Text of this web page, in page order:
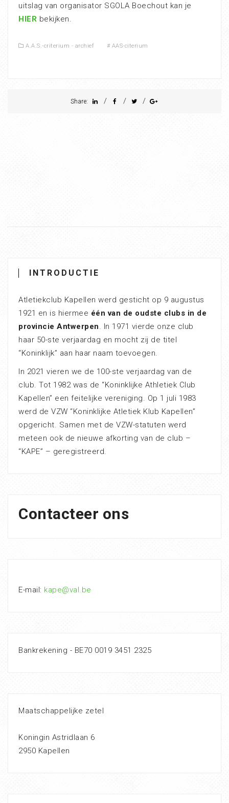
uitslag van organisator SGOLA Boechout kan je
HIER bekijken.
A.A.S.-criterium - archief # AAS-citerium
Share: / / /
INTRODUCTIE
Atletiekclub Kapellen werd gesticht op 9 augustus
1921 en is hiermee één van de oudste clubs in de
provincie Antwerpen. In 1971 vierde onze club
haar 50-ste verjaardag en mocht zij de titel
“Koninklijk” aan haar naam toevoegen.
In 2021 vieren we de 100-ste verjaardag van de
club. Tot 1982 was de “Koninklijke Athletiek Club
Kapellen” een feitelijke vereniging. Op 1 juli 1983
werd de VZW “Koninklijke Atletiek Klub Kapellen”
opgericht. Samen met de VZW-statuten werd
meteen ook de nieuwe afkorting van de club –
“KAPE” – geregistreerd.
Contacteer ons
E-mail: kape@val.be
Bankrekening - BE70 0019 3451 2325
Maatschappelijke zetel
Koningin Astridlaan 6
2950 Kapellen